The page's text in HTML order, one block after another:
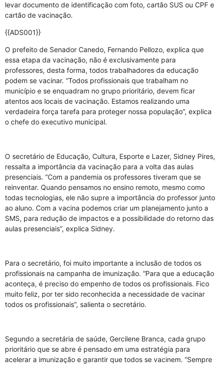
levar documento de identificação com foto, cartão SUS ou CPF e
cartão de vacinação.
{{ADS001}}
O prefeito de Senador Canedo, Fernando Pellozo, explica que
essa etapa da vacinação, não é exclusivamente para
professores, desta forma, todos trabalhadores da educação
podem se vacinar. “Todos profissionais que trabalham no
município e se enquadram no grupo prioritário, devem ficar
atentos aos locais de vacinação. Estamos realizando uma
verdadeira força tarefa para proteger nossa população”, explica
o chefe do executivo municipal.
O secretário de Educação, Cultura, Esporte e Lazer, Sidney Pires,
ressalta a importância da vacinação para a volta das aulas
presenciais. “Com a pandemia os professores tiveram que se
reinventar. Quando pensamos no ensino remoto, mesmo como
todas tecnologias, ele não supre a importância do professor junto
ao aluno. Com a vacina podemos criar um planejamento junto a
SMS, para redução de impactos e a possibilidade do retorno das
aulas presenciais”, explica Sidney.
Para o secretário, foi muito importante a inclusão de todos os
profissionais na campanha de imunização. “Para que a educação
aconteça, é preciso do empenho de todos os profissionais. Fico
muito feliz, por ter sido reconhecida a necessidade de vacinar
todos os profissionais”, salienta o secretário.
Segundo a secretária de saúde, Gercilene Branca, cada grupo
prioritário que se abre é pensado em uma estratégia para
acelerar a imunização e garantir que todos se vacinem. “Sempre